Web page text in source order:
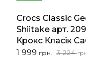
Crocs Classic
Shiitake арт.
Крокс Класік
3 224
Оригінальна
1 999 грн.
Поточна